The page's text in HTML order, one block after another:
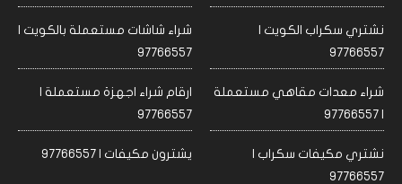
نشتري سكراب الكويت |
97766557
شراء شاشات مستعملة بالكويت |
97766557
شراء معدات مقاهي مستعملة
| 97766557
ارقام شراء اجهزة مستعملة |
97766557
نشتري مكيفات سكراب |
97766557
يشترون مكيفات | 97766557